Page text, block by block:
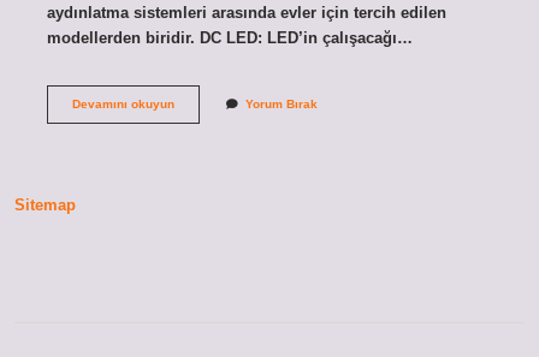
aydınlatma sistemleri arasında evler için tercih edilen
modellerden biridir. DC LED: LED’in çalışacağı…
Devamını okuyunCanbuslu
Yorum Bırak
Sitemap